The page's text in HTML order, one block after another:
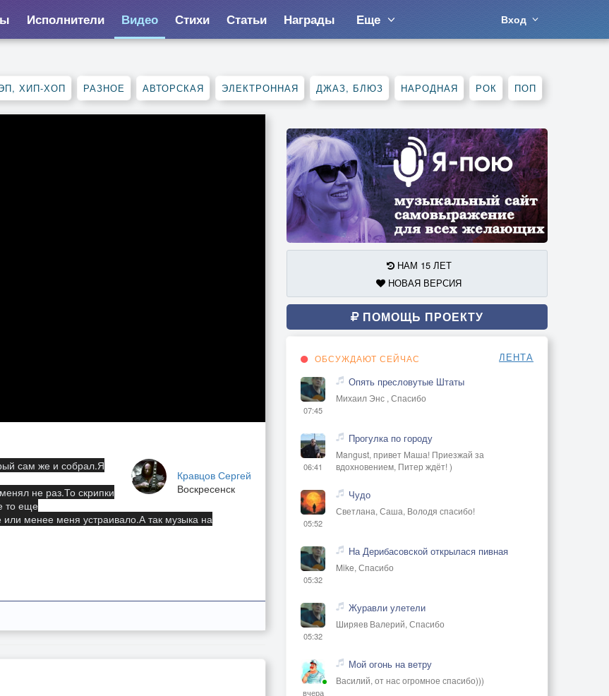
Исполнители Видео Стихи Статьи Награды Еще Вход
ХИП-ХОП РАЗНОЕ АВТОРСКАЯ ЭЛЕКТРОННАЯ ДЖАЗ, БЛЮЗ НАРОДНАЯ РОК ПОП
Кравцов Сергей
Воскресенск
сам же и собрал.Я
не раз.То скрипки
то еще
менее меня устраивало.А так музыка на
НАМ 15 ЛЕТ
НОВАЯ ВЕРСИЯ
ПОМОЩЬ ПРОЕКТУ
ОБСУЖДАЮТ СЕЙЧАС ЛЕНТА
07:45
Опять пресловутые Штаты
Михаил Энс , Спасибо
06:41
Прогулка по городу
Mangust, привет Маша! Приезжай за
вдохновением, Питер ждёт! )
05:52
Чудо
Светлана, Саша, Володя спасибо!
05:32
На Дерибасовской открылася пивная
Mike, Спасибо
05:32
Журавли улетели
Ширяев Валерий, Спасибо
вчера
Мой огонь на ветру
Василий, от нас огромное спасибо)))